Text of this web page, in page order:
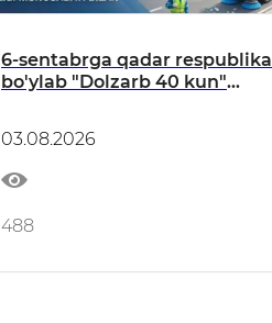
6-sentabrga qadar respublika
bo'ylab "Dolzarb 40 kun"
03.08.2026
488